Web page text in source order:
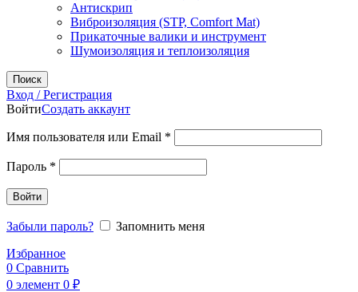
Антискрип
Виброизоляция (STP, Comfort Mat)
Прикаточные валики и инструмент
Шумоизоляция и теплоизоляция
Поиск
Вход / Регистрация
ВойтиСоздать аккаунт
Имя пользователя или Email *
Пароль *
Войти
Забыли пароль?
Запомнить меня
Избранное
0 Сравнить
0 элемент 0 ₽